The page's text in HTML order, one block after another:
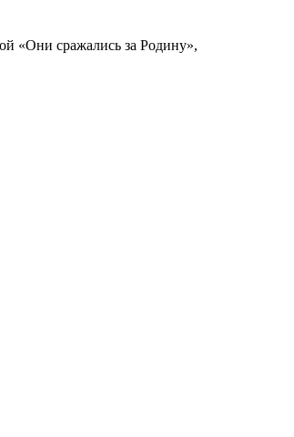
«Они сражались за Родину»,